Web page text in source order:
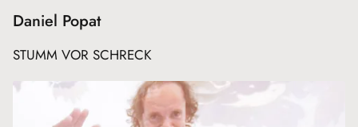
Daniel Popat
STUMM VOR SCHRECK